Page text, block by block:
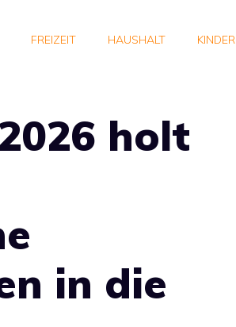
FREIZEIT HAUSHALT KINDER
holt
in die